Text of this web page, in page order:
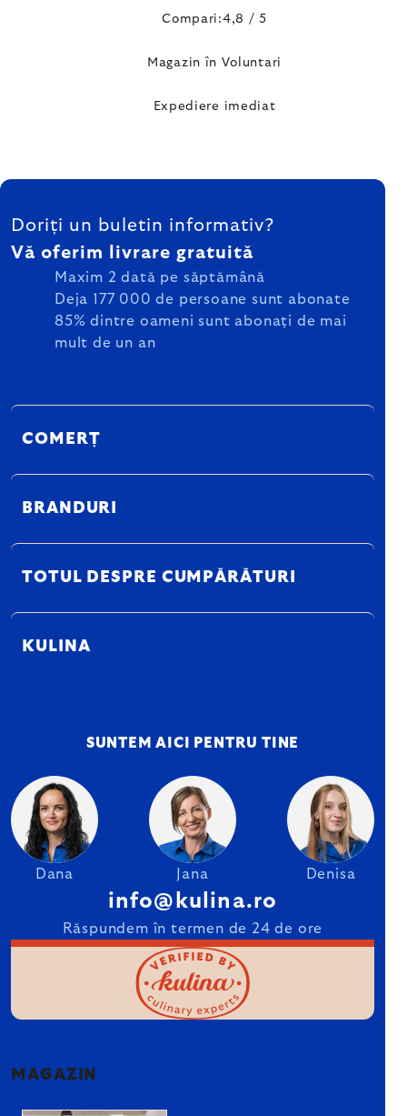
Compari:4,8 / 5
Magazin în Voluntari
Expediere imediat
SUBSOL
Doriți un buletin informativ?
Vă oferim livrare gratuită
Maxim 2 dată pe săptămână
Deja 177 000 de persoane sunt abonate
85% dintre oameni sunt abonați de mai
mult de un an
COMERȚ
BRANDURI
TOTUL DESPRE CUMPĂRĂTURI
KULINA
SUNTEM AICI PENTRU TINE
Dana Jana Denisa
info@kulina.ro
Răspundem în termen de 24 de ore
MAGAZIN